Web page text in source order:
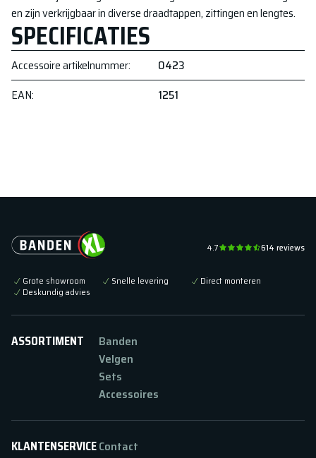
en zijn verkrijgbaar in diverse draadtappen, zittingen en lengtes.
SPECIFICATIES
Accessoire artikelnummer:
0423
EAN: 1251
4.7 614 reviews
Grote showroom Snelle levering
Direct monteren
Deskundig advies
ASSORTIMENT
Banden
Velgen
Sets
Accessoires
KLANTENSERVICEContact